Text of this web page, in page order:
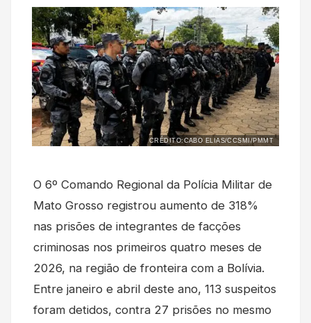
CRÉDITO:CABO ELIAS/CCSMI/PMMT
O 6º Comando Regional da Polícia Militar de
Mato Grosso registrou aumento de 318%
nas prisões de integrantes de facções
criminosas nos primeiros quatro meses de
2026, na região de fronteira com a Bolívia.
Entre janeiro e abril deste ano, 113 suspeitos
foram detidos, contra 27 prisões no mesmo